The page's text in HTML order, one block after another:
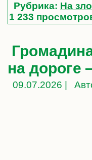
Рубрика: На
1 233
на
09.07.2026 |